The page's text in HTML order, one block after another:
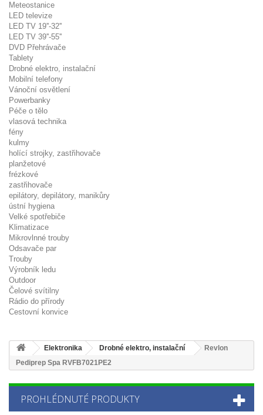
Meteostanice
LED televize
LED TV 19''-32''
LED TV 39''-55''
DVD Přehrávače
Tablety
Drobné elektro, instalační
Mobilní telefony
Vánoční osvětlení
Powerbanky
Péče o tělo
vlasová technika
fény
kulmy
holící strojky, zastřihovače
planžetové
frézkové
zastřihovače
epilátory, depilátory, manikůry
ústní hygiena
Velké spotřebiče
Klimatizace
Mikrovlnné trouby
Odsavače par
Trouby
Výrobník ledu
Outdoor
Čelové svítilny
Rádio do přírody
Cestovní konvice
Elektronika Drobné elektro, instalační
Revlon
Pediprep Spa RVFB7021PE2
PROHLÉDNUTÉ PRODUKTY